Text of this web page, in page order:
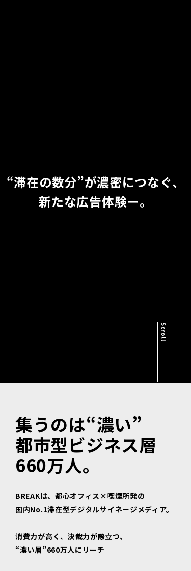
“滞在の数分”が濃密につなぐ、
新たな広告体験ー。
集うのは“濃い”
都市型ビジネス層
660万人。
BREAKは、都心オフィス×喫煙所発の
国内No.1滞在型デジタルサイネージメディア。
消費力が高く、決裁力が際立つ、
“濃い層”660万人にリーチ